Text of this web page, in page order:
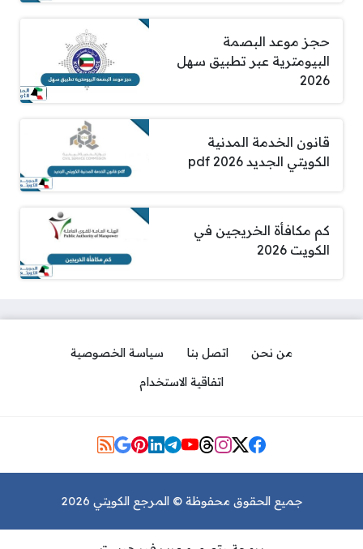
حجز موعد البصمة
البيومترية عبر تطبيق سهل
2026
قانون الخدمة المدنية
الكويتي الجديد pdf 2026
كم مكافأة الخريجين في
الكويت 2026
من نحن اتصل بنا
سياسة الخصوصية
اتفاقية الاستخدام
مواقع التواصل
جميع الحقوق محفوظة © المرجع الكويتي 2026
مكان مركز فحص النظر لرخصة
القيادة غرب مشرف 2026